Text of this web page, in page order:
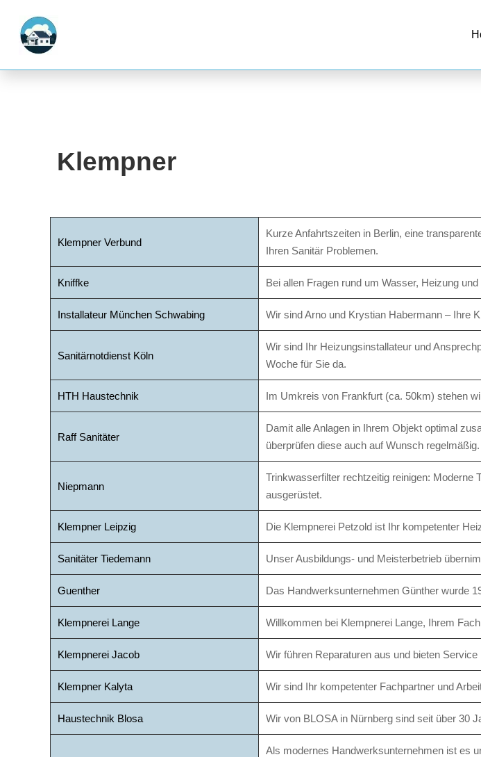
Klempner
Klempner Verbund
Kurze Anfahrtszeiten in Berlin, eine
Ihren Sanitär Problemen.
Kniffke Bei allen Fragen rund um Wasser, Heizung
Installateur München Schwabing Wir sind Arno und Krystian Habermann – Ihre
Sanitärnotdienst Köln
Wir sind Ihr Heizungsinstallateur und
Woche für Sie da.
HTH Haustechnik Im Umkreis von Frankfurt (ca. 50km) stehen
Raff Sanitäter
Damit alle Anlagen in Ihrem Objekt optimal
überprüfen diese auch auf Wunsch
Niepmann
Trinkwasserfilter rechtzeitig reinigen: Moderne
ausgerüstet.
Klempner Leipzig Die Klempnerei Petzold ist Ihr kompetenter
Sanitäter Tiedemann Unser Ausbildungs- und Meisterbetrieb
Guenther Das Handwerksunternehmen Günther wurde
Klempnerei Lange Willkommen bei Klempnerei Lange, Ihrem
Klempnerei Jacob Wir führen Reparaturen aus und bieten
Klempner Kalyta Wir sind Ihr kompetenter Fachpartner und
Haustechnik Blosa Wir von BLOSA in Nürnberg sind seit über 30
Als modernes Handwerksunternehmen ist es